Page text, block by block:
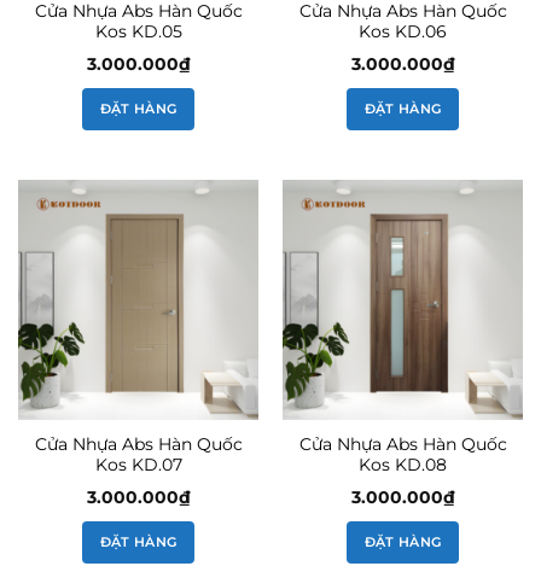
Cửa Nhựa Abs Hàn Quốc
Kos KD.05
3.000.000₫
ĐẶT HÀNG
Cửa Nhựa Abs Hàn Quốc
Kos KD.06
3.000.000₫
ĐẶT HÀNG
Cửa Nhựa Abs Hàn Quốc
Kos KD.07
3.000.000₫
ĐẶT HÀNG
Cửa Nhựa Abs Hàn Quốc
Kos KD.08
3.000.000₫
ĐẶT HÀNG